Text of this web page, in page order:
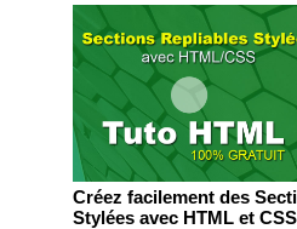
Créez facilement des
Stylées avec HTML et CSS